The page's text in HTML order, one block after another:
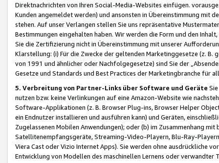
Direktnachrichten von Ihren Social-Media-Websites einfügen.
Kunden angemeldet werden) und ansonsten in Übereinstimmung mit
stehen. Auf unser Verlangen stellen Sie uns repräsentative
Bestimmungen eingehalten haben. Wir werden die Form und den
Sie die Zertifizierung nicht in Übereinstimmung mit unserer
Klarstellung: (i) Für die Zwecke der geltenden Marketinggesetze (z. B.
von 1991 und ähnlicher oder Nachfolgegesetze) sind Sie der
Gesetze und Standards und Best Practices der Marketingbranche für
5. Verbreitung von Partner-Links über Software und Geräte
nutzen bzw. keine Verlinkungen auf eine Amazon-Website wie
Software-Applikationen (z. B. Browser Plug-ins, Browser Helper
ein Endnutzer installieren und ausführen kann) und Geräten,
Zugelassenen Mobilen Anwendungen); oder (b) im Zusammenhang
Satellitenempfangsgeräte, Streaming-Video-Playern, Blu-Ray-
Viera Cast oder Vizio Internet Apps). Sie werden ohne ausdrückliche
Entwicklung von Modellen des maschinellen Lernens oder